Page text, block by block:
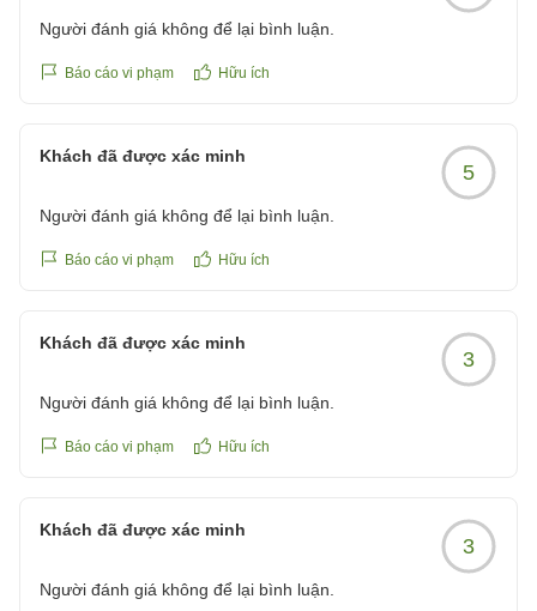
Người đánh giá không để lại bình luận.
Báo cáo vi phạm Hữu ích
Khách đã được xác minh
5
Người đánh giá không để lại bình luận.
Báo cáo vi phạm Hữu ích
Khách đã được xác minh
3
Người đánh giá không để lại bình luận.
Báo cáo vi phạm Hữu ích
Khách đã được xác minh
3
Người đánh giá không để lại bình luận.